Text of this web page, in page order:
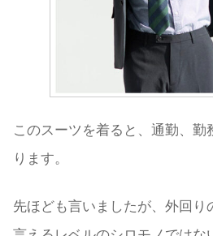
このスーツを着ると、通勤、勤
ります。
先ほども言いましたが、外回り